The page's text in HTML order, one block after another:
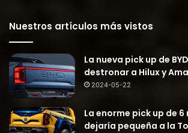
Nuestros artículos más vistos
La nueva pick up de
destronar a Hilux y
2024-05-22
La enorme pick up de 6
dejaría pequeña a la